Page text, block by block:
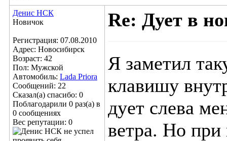
Денис НСК
Новичок
Регистрация: 07.08.2010
Адрес: Новосибирск
Возраст: 42
Пол: Мужской
Автомобиль: Lada Priora
Сообщений: 22
Сказал(а) спасибо: 0
Поблагодарили 0 раз(а) в
0 сообщениях
Вес репутации: 0
Re: Дует в
Я заметил
клавишу
дует слева
ветра. Но